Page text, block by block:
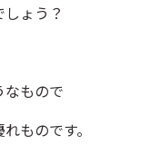
ょう？
なもので
ものです。